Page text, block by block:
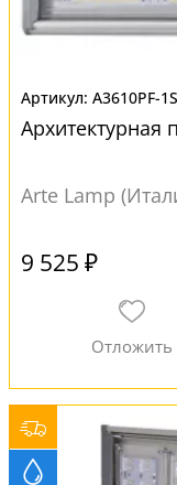
A3610PF-
Архитектурная
Arte Lamp
9 525 ₽